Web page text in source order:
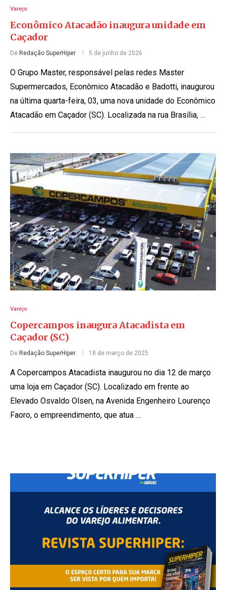
Varejo
Econômico Atacadão inaugura unidade em
Caçador
De Redação SuperHiper 5 de junho de 2026
O Grupo Master, responsável pelas redes Master
Supermercados, Econômico Atacadão e Badotti, inaugurou
na última quarta-feira, 03, uma nova unidade do Econômico
Atacadão em Caçador (SC). Localizada na rua Brasília, …
Varejo
Copercampos inaugura Atacadista em
Caçador (SC)
De Redação SuperHiper 18 de março de 2025
A Copercampos Atacadista inaugurou no dia 12 de março
uma loja em Caçador (SC). Localizado em frente ao
Elevado Osvaldo Olsen, na Avenida Engenheiro Lourenço
Faoro, o empreendimento, que atua …